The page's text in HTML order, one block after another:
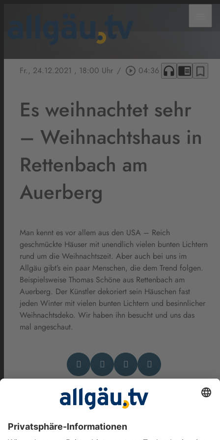
Fr., 24.12.2021 , 18:00 Uhr / play_circle_outline 04:36 headphones chrome_reader_mode bookmark_border
Es weihnachtet sehr
– Weihnachtshaus in
Rettenbach am
Auerberg
Man kennt es vor allem aus den USA – Reich
geschmückte Häuser mit unendlich vielen bunten Lichtern
rund um die Weihnachtszeit. Aber auch bei uns im
Allgäu gibt’s ein paar Menschen, die dem Trend folgen.
Beispielsweise Thomas Schöne aus Rettenbach am
Auerberg. Der Künstler dekoriert sein Häuschen fast
jeden Winter mit vielen bunten Lichtern und besinnlicher
Weihnachtsdeko. Wir haben ihn besucht und uns das
mal angeschaut.
Das könnte Dich auch